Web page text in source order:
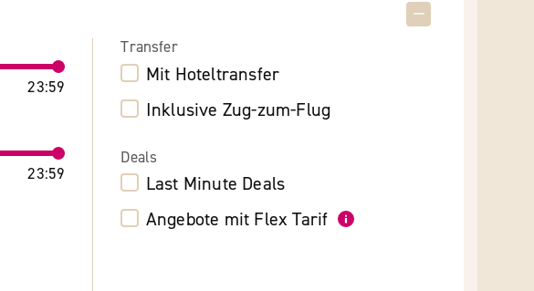
23:59
23:59
Transfer
Mit Hoteltransfer
Inklusive Zug-zum-Flug
Deals
Last Minute Deals
Angebote mit Flex Tarif